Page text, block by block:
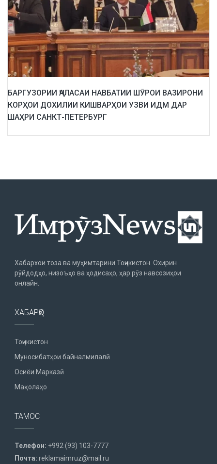
БАРГУЗОРИИ ҶАЛАСАИ НАВБАТИИ ШӮРОИ ВАЗИРОНИ
КОРҲОИ ДОХИЛИИ КИШВАРҲОИ УЗВИ ИДМ ДАР
ШАҲРИ САНКТ-ПЕТЕРБУРГ
Хабархои тоза ва муҳимтарини Тоҷикистон. Охирин
рӯйдодҳо, низоъҳо ва ҳодисаҳо, ҳар рӯз навсозиҳои
онлайн.
ХАБАРҲО
Тоҷикистон
Муносибатҳои байналмилалӣ
Осиёи Марказӣ
Мақолаҳо
ТАМОС
Телефон: +992 (93) 103-7777
Почта: reklamaimruz@mail.ru